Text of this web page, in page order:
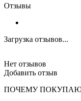
Отзывы
Загрузка отзывов...
Нет отзывов
Добавить отзыв
ПОЧЕМУ